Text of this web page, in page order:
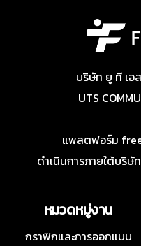
บริษัท ยู ที เอ
UTS
แพลตฟอร์ม
ดำเนินการภายใต้บริ
หมวดหมู่งาน
กราฟิกและการออกแบบ